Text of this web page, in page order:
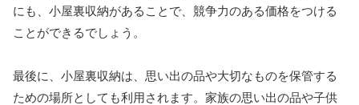
にも、小屋裏収納があることで、競争力のある価格をつける
ことができるでしょう。
最後に、小屋裏収納は、思い出の品や大切なものを保管する
ための場所としても利用されます。家族の思い出の品や子供